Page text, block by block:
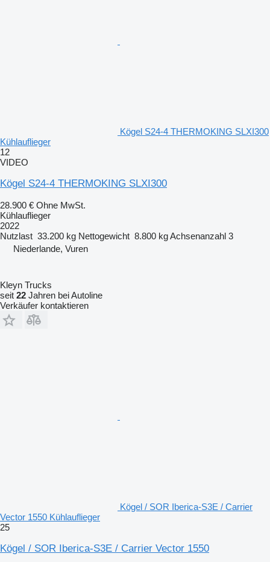
Kögel S24-4 THERMOKING SLXI300
Kühlauflieger
12
VIDEO
Kögel S24-4 THERMOKING SLXI300
28.900 € Ohne MwSt.
Kühlauflieger
2022
Nutzlast 33.200 kg Nettogewicht 8.800 kgAchsenanzahl 3
Niederlande, Vuren
Kleyn Trucks
seit 22 Jahren bei Autoline
Verkäufer kontaktieren
Kögel / SOR Iberica-S3E / Carrier
Vector 1550 Kühlauflieger
25
Kögel / SOR Iberica-S3E / Carrier Vector 1550